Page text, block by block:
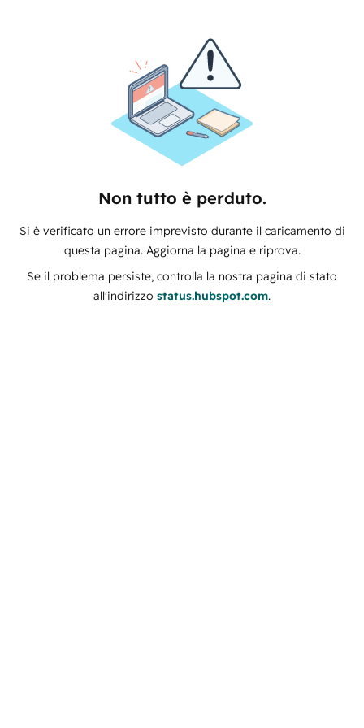
Non tutto è perduto.
Si è verificato un errore imprevisto durante il caricamento di
questa pagina. Aggiorna la pagina e riprova.
Se il problema persiste, controlla la nostra pagina di stato
all'indirizzo status.hubspot.com.